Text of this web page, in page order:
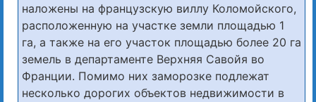
наложены на французскую виллу Коломойского,
расположенную на участке земли площадью 1
га, а также на его участок площадью более 20 га
земель в департаменте Верхняя Савойя во
Франции. Помимо них заморозке подлежат
несколько дорогих объектов недвижимости в